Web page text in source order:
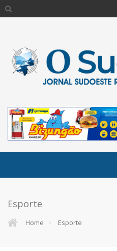
Esporte
Home Esporte